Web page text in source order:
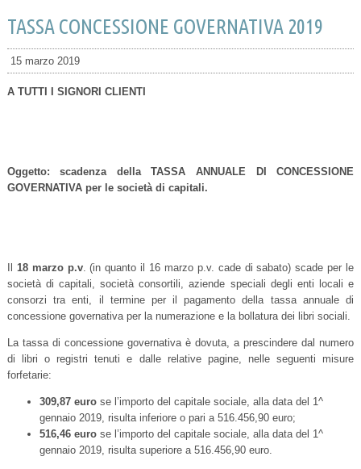
TASSA CONCESSIONE GOVERNATIVA 2019
15 marzo 2019
A TUTTI I SIGNORI CLIENTI
Oggetto: scadenza della TASSA ANNUALE DI CONCESSIONE
GOVERNATIVA per le società di capitali.
18 marzo p.v. (in quanto il 16 marzo p.v. cade di sabato) scade per le
società di capitali, società consortili, aziende speciali degli enti locali e
consorzi tra enti, il termine per il pagamento della tassa annuale di
concessione governativa per la numerazione e la bollatura dei libri sociali.
La tassa di concessione governativa è dovuta, a prescindere dal numero
di libri o registri tenuti e dalle relative pagine, nelle seguenti misure
forfetarie:
309,87 eurose l’importo del capitale sociale, alla data del 1^
gennaio 2019, risulta inferiore o pari a 516.456,90 euro;
516,46 eurose l’importo del capitale sociale, alla data del 1^
gennaio 2019, risulta superiore a 516.456,90 euro.